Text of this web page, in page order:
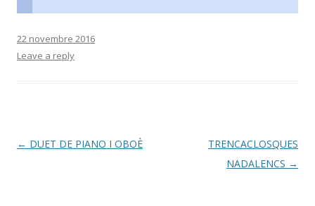
e
b
itt m
22 novembre 2016
Leave a reply
Post
← DUET DE PIANO I OBOÈ
TRENCACLOSQUES
NADALENCS →